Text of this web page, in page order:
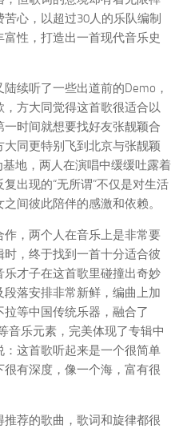
心，以超过30人的乐队编制
性，打造出一首现代音乐史
续听了一些出道前的Demo，
方大同觉得这首歌很适合以
时间就想要找好友张靓颖合
同更特别飞到北京与张靓颖
地，两人在演唱中缓缓吐露着
出现的“无所谓”不仅是对生活
间彼此陪伴的感激和依赖。
作，两个人在音乐上是非常要
，终于找到一首十分适合彼
才子在这首歌里碰撞出奇妙
落安排非常新鲜，编曲上加
等中国传统乐器，融合了
音乐元素，完美体现了专辑中
这首歌听起来是一个很简单
有深度，像一个海，富有很
推荐的歌曲，歌词和旋律都很